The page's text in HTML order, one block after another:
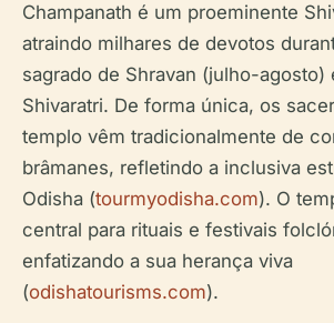
Champanath é um proeminente
atraindo milhares de devotos
sagrado de Shravan (julho-agosto)
Shivaratri. De forma única, os
templo vêm tradicionalmente de
brâmanes, refletindo a inclusiva
Odisha (tourmyodisha.com). O
central para rituais e festivais
enfatizando a sua herança viva
(odishatourisms.com).